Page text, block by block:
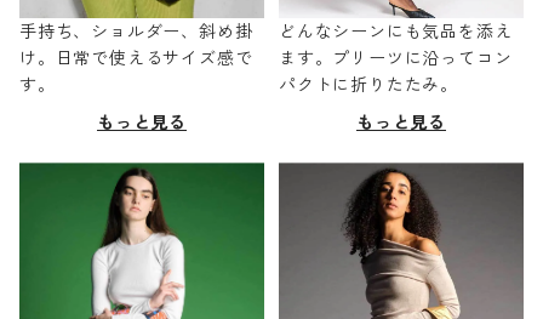
手持ち、ショルダー、斜め掛
け。日常で使えるサイズ感で
す。
もっと見る
どんなシーンにも気品を添え
ます。プリーツに沿ってコン
パクトに折りたたみ。
もっと見る